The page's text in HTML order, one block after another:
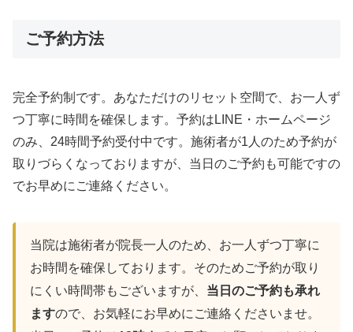
ご予約方法
完全予約制です。あなただけのリセット空間で、お一人ず
つ丁寧に時間を確保します。予約はLINE・ホームページ
のみ、24時間予約受付中です。施術者が1人のため予約が
取りづらくなっておりますが、当日のご予約も可能ですの
でお早めにご連絡ください。
当院は施術者が院長一人のため、お一人ずつ丁寧に
お時間を確保しております。そのためご予約が取り
にくい時間帯もございますが、 当日のご予約も承れ
ますので、お気軽にお早めにご連絡くださいませ。